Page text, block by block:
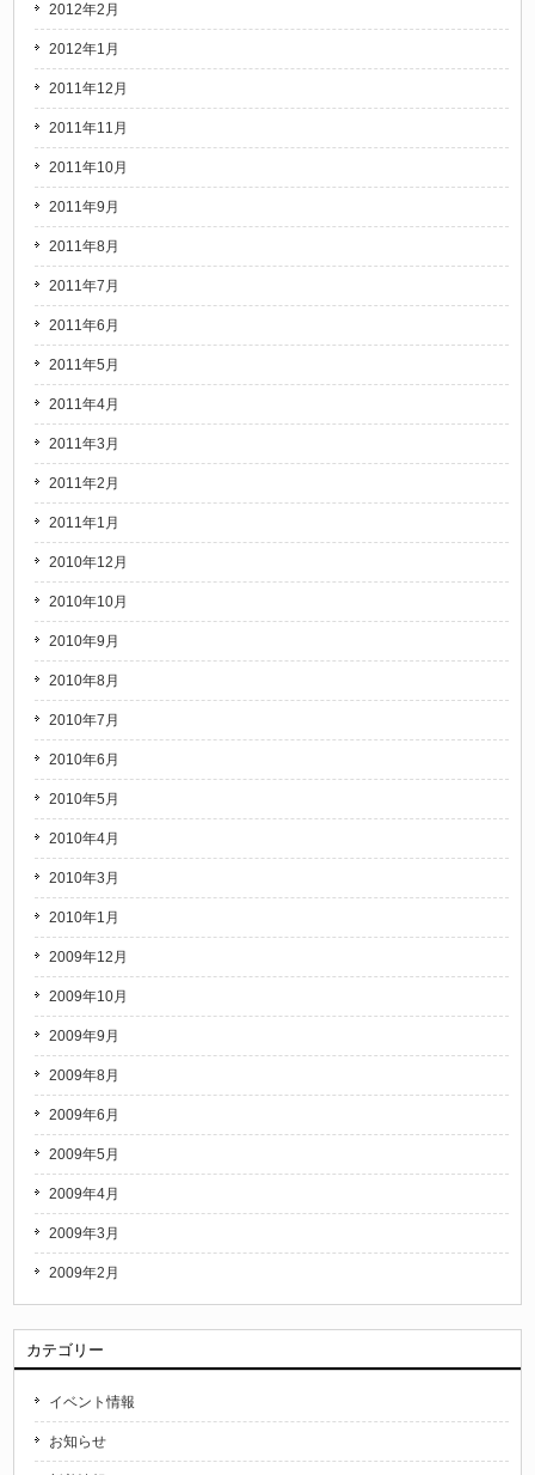
2012年2月
2012年1月
2011年12月
2011年11月
2011年10月
2011年9月
2011年8月
2011年7月
2011年6月
2011年5月
2011年4月
2011年3月
2011年2月
2011年1月
2010年12月
2010年10月
2010年9月
2010年8月
2010年7月
2010年6月
2010年5月
2010年4月
2010年3月
2010年1月
2009年12月
2009年10月
2009年9月
2009年8月
2009年6月
2009年5月
2009年4月
2009年3月
2009年2月
カテゴリー
イベント情報
お知らせ